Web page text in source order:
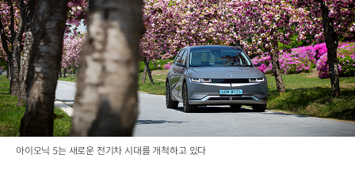
아이오닉 5는 새로운 전기차 시대를 개척하고 있다